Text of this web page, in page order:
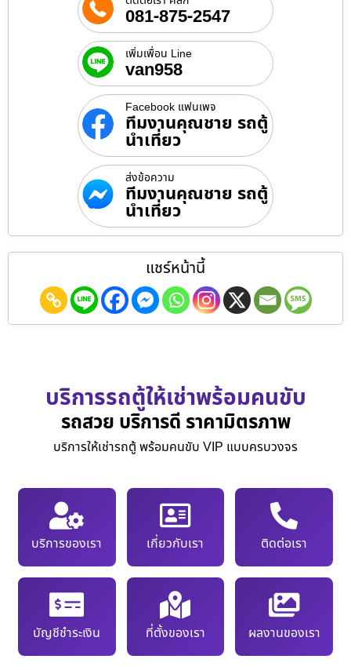
081-875-2547
เพิ่มเพื่อน Line
van958
Facebook แฟนเพจ
ทีมงานคุณชาย รถตู้
นำเที่ยว
ส่งข้อความ
ทีมงานคุณชาย รถตู้
นำเที่ยว
แชร์หน้านี้
บริการรถตู้ให้เช่าพร้อมคนขับ
รถสวย บริการดี ราคามิตรภาพ
บริการให้เช่ารถตู้ พร้อมคนขับ VIP แบบครบวงจร
บริการของเรา เกี่ยวกับเรา ติดต่อเรา
บัญชีชำระเงิน ที่ตั้งของเรา ผลงานของเรา